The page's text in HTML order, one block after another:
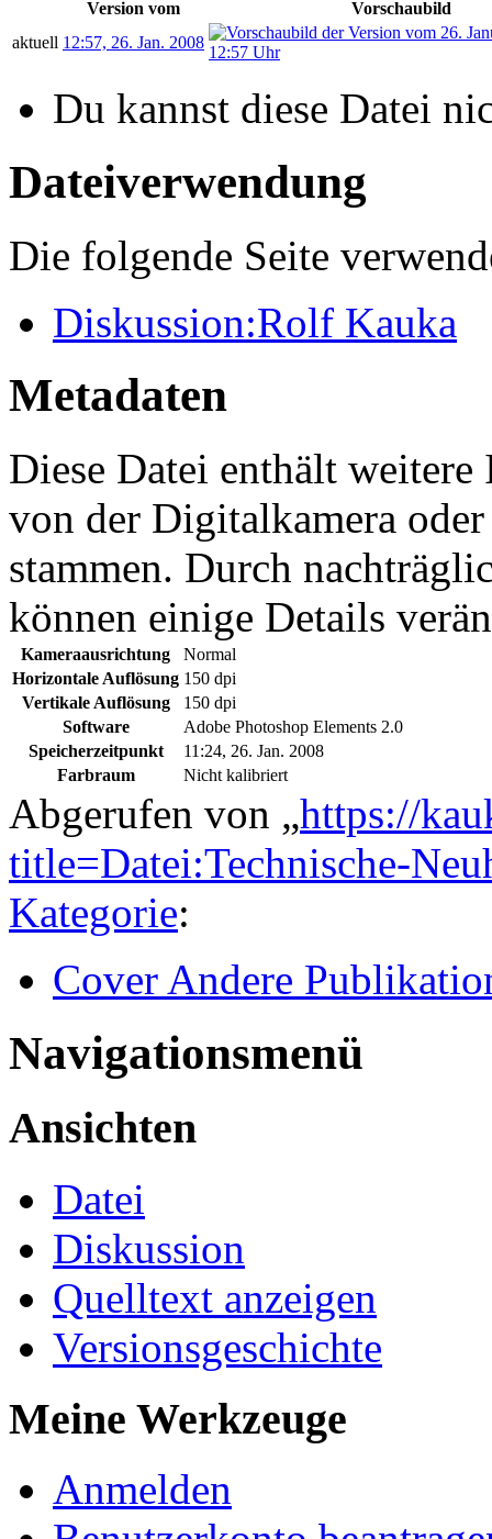
Version vom
Vorschaubild
aktuell 12:57, 26. Jan. 2008
Du kannst diese Datei
Dateiverwendung
Die folgende Seite
Diskussion:Rolf Kauka
Metadaten
Diese Datei enthält
von der Digitalkamera
stammen. Durch
können einige Details
Kameraausrichtung
Normal
Horizontale Auflösung 150 dpi
Vertikale Auflösung
150 dpi
Software
Adobe Photoshop Elements 2.0
Speicherzeitpunkt
11:24, 26. Jan. 2008
Farbraum
Nicht kalibriert
Abgerufen von „https://
title=Datei:Technische-
Kategorie:
Cover Andere
Navigationsmenü
Ansichten
Datei
Diskussion
Quelltext anzeigen
Versionsgeschichte
Meine Werkzeuge
Anmelden